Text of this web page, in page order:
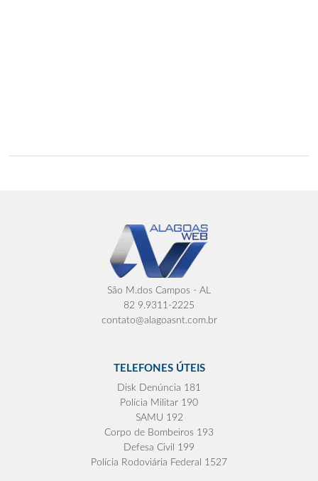
São M.dos Campos - AL
82 9.9311-2225
contato@alagoasnt.com.br
TELEFONES ÚTEIS
Disk Denúncia 181
Polícia Militar 190
SAMU 192
Corpo de Bombeiros 193
Defesa Civil 199
Polícia Rodoviária Federal 1527